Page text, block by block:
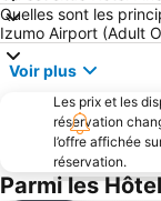
Quelles sont les
Izumo Airport (Adult
Voir plus
Les prix et les
réservation
l’offre affichée
réservation.
Parmi les